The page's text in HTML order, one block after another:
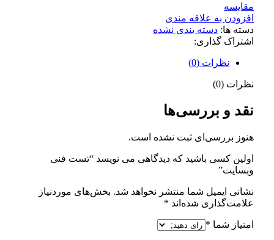
مقايسه
افزودن به علاقه مندی
دسته ها: دسته بندی نشده
اشتراک گذاری:
نظرات (0)
نظرات (0)
نقد و بررسی‌ها
هنوز بررسی‌ای ثبت نشده است.
اولین کسی باشید که دیدگاهی می نویسد “تست فنی
وبسایت”
نشانی ایمیل شما منتشر نخواهد شد. بخش‌های موردنیاز
علامت‌گذاری شده‌اند *
امتیاز شما *